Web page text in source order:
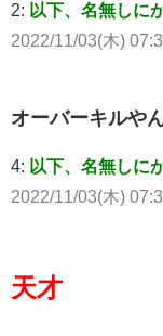
2: 以下、名無しに
2022/11/03(木)
オーバーキルや
4: 以下、名無しに
2022/11/03(木)
天才